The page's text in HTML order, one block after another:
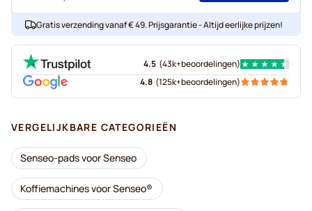
Gratis verzending vanaf € 49. Prijsgarantie - Altijd eerlijke prijzen!
4.5 (43k+beoordelingen)
4.8 (125k+beoordelingen)
VERGELIJKBARE CATEGORIEËN
Senseo-pads voor Senseo
Koffiemachines voor Senseo®